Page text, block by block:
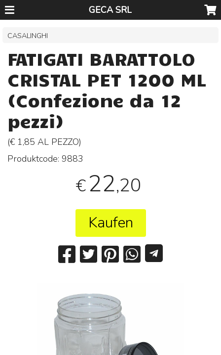
GECA SRL
CASALINGHI
FATIGATI BARATTOLO
CRISTAL PET 1200 ML
(Confezione da 12
pezzi)
(€ 1,85 AL PEZZO)
Produktcode:9883
€22,20
Kaufen